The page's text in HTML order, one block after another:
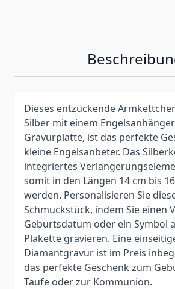
Dieses entzückende
Silber mit einem
Gravurplatte, ist das perfekte
kleine Engelsanbeter. Das
integriertes
somit in den Längen 14 cm bis
werden. Personalisieren Sie
Schmuckstück, indem Sie einen
Geburtsdatum oder ein Symbol
Plakette gravieren. Eine
Diamantgravur ist im Preis
das perfekte Geschenk zum
Taufe oder zur Kommunion.